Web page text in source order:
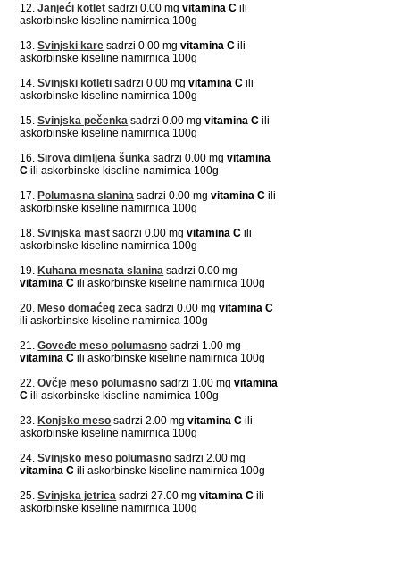
12.Janjeći kotlet sadrzi 0.00 mgvitamina C ili
askorbinske kiseline namirnica 100g
13.Svinjski kare sadrzi 0.00 mgvitamina C ili
askorbinske kiseline namirnica 100g
14.Svinjski kotleti sadrzi 0.00 mgvitamina C ili
askorbinske kiseline namirnica 100g
15.Svinjska pečenka sadrzi 0.00 mgvitamina C ili
askorbinske kiseline namirnica 100g
16.Sirova dimljena šunka sadrzi 0.00 mgvitamina
C ili askorbinske kiseline namirnica 100g
17. Polumasna slanina sadrzi 0.00 mgvitamina C ili
askorbinske kiseline namirnica 100g
18.Svinjska mast sadrzi 0.00 mgvitamina C ili
askorbinske kiseline namirnica 100g
19. Kuhana mesnata slanina sadrzi 0.00 mg
vitamina C ili askorbinske kiseline namirnica 100g
20. Meso domaćeg zeca sadrzi 0.00 mgvitamina C
ili askorbinske kiseline namirnica 100g
21.Goveđe meso polumasno sadrzi 1.00 mg
vitamina C ili askorbinske kiseline namirnica 100g
22.Ovčje meso polumasno sadrzi 1.00 mgvitamina
C ili askorbinske kiseline namirnica 100g
23. Konjsko meso sadrzi 2.00 mgvitamina C ili
askorbinske kiseline namirnica 100g
24.Svinjsko meso polumasno sadrzi 2.00 mg
vitamina C ili askorbinske kiseline namirnica 100g
25.Svinjska jetrica sadrzi 27.00 mgvitamina C ili
askorbinske kiseline namirnica 100g